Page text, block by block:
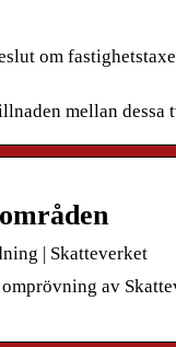
om
mellan dessa
| Skatteverket
av